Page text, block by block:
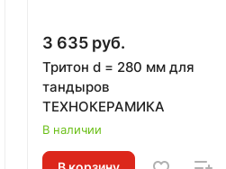
3 635 руб.
Тритон d = 280 мм для
тандыров
ТЕХНОКЕРАМИКА
В наличии